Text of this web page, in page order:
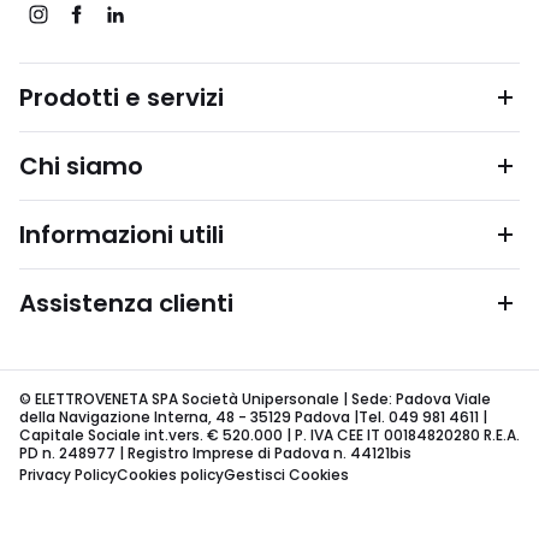
Prodotti e servizi
Chi siamo
Informazioni utili
Assistenza clienti
© ELETTROVENETA SPA Società Unipersonale | Sede: Padova Viale
della Navigazione Interna, 48 - 35129 Padova |Tel. 049 981 4611 |
Capitale Sociale int.vers. € 520.000 | P. IVA CEE IT 00184820280 R.E.A.
PD n. 248977 | Registro Imprese di Padova n. 44121bis
Privacy PolicyCookies policyGestisci Cookies